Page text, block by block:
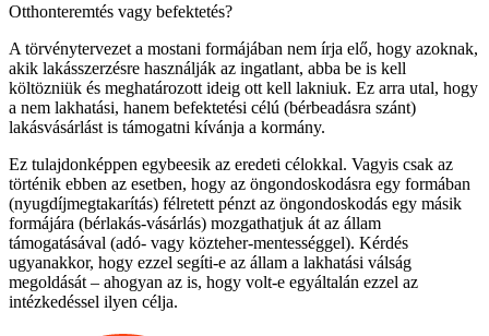
Otthonteremtés vagy befektetés?
A törvénytervezet a mostani formájában nem írja elő, hogy azoknak,
akik lakásszerzésre használják az ingatlant, abba be is kell
költözniük és meghatározott ideig ott kell lakniuk. Ez arra utal, hogy
a nem lakhatási, hanem befektetési célú (bérbeadásra szánt)
lakásvásárlást is támogatni kívánja a kormány.
Ez tulajdonképpen egybeesik az eredeti célokkal. Vagyis csak az
történik ebben az esetben, hogy az öngondoskodásra egy formában
(nyugdíjmegtakarítás) félretett pénzt az öngondoskodás egy másik
formájára (bérlakás-vásárlás) mozgathatjuk át az állam
támogatásával (adó- vagy közteher-mentességgel). Kérdés
ugyanakkor, hogy ezzel segíti-e az állam a lakhatási válság
megoldását – ahogyan az is, hogy volt-e egyáltalán ezzel az
intézkedéssel ilyen célja.